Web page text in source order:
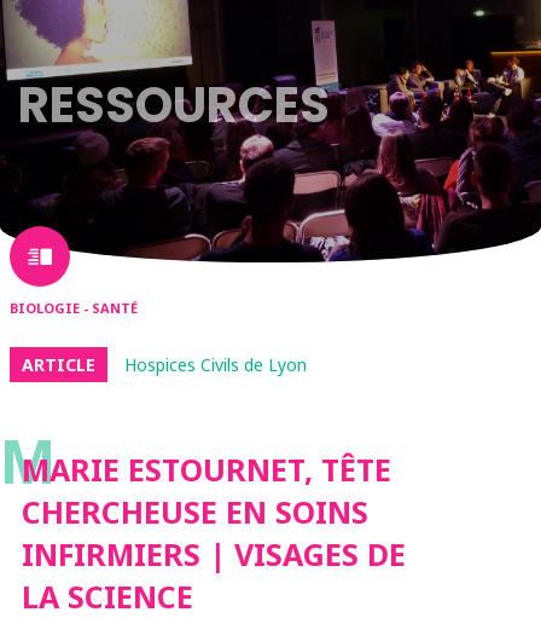
RESSOURCES
BIOLOGIE - SANTÉ
ARTICLE Hospices Civils de Lyon
M
MARIE ESTOURNET, TÊTE
CHERCHEUSE EN SOINS
INFIRMIERS | VISAGES DE
LA SCIENCE